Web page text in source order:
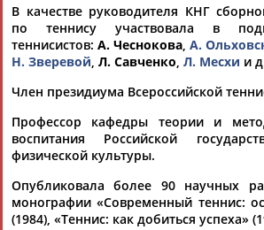
Флюра
АББАТЕ-
БУЛАТОВА
Татьяна
АББЯСОВА
Акжана
В качестве руководителя КНГ
по теннису участвовала в
теннисистов: А. Чеснокова, А.
Н. Зверевой, Л. Савченко, Л. Месхи и
Член президиума Всероссийской
Профессор кафедры теории и
воспитания Российской
физической культуры.
Опубликовала более 90 научных
монографии «Современный теннис:
(1984), «Теннис: как добиться успеха»